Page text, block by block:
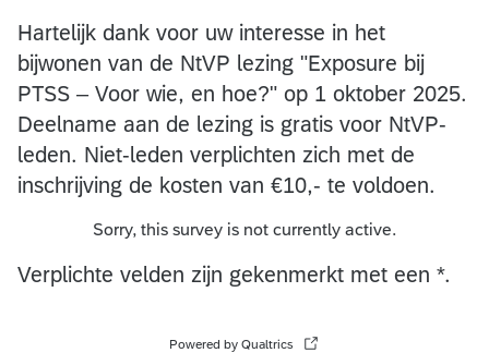
Hartelijk dank voor uw interesse in het
bijwonen van de NtVP lezing "Exposure bij
PTSS – Voor wie, en hoe?" op 1 oktober 2025.
Deelname aan de lezing is gratis voor NtVP-
leden. Niet-leden verplichten zich met de
inschrijving de kosten van €10,- te voldoen.
Sorry, this survey is not currently active.
Verplichte velden zijn gekenmerkt met een *.
Powered by Qualtrics